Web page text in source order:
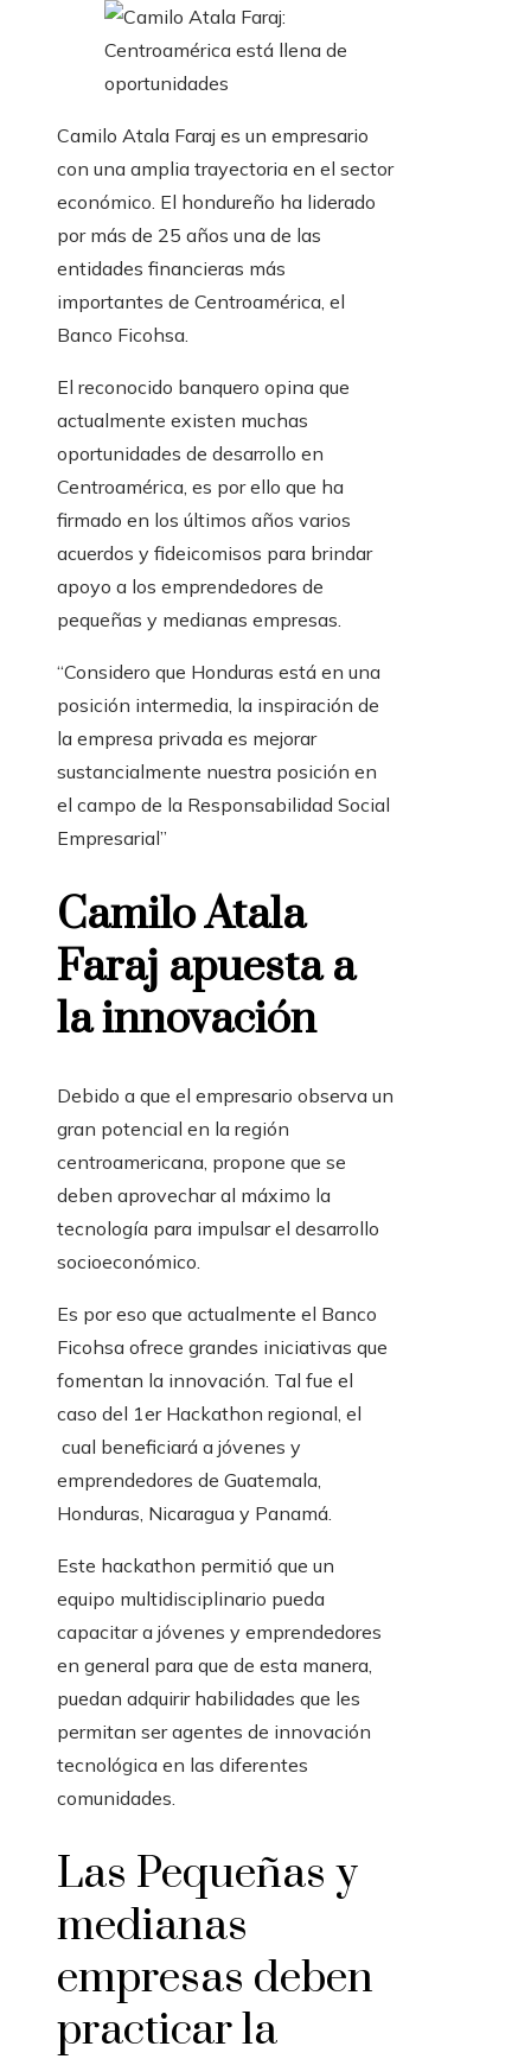
Camilo Atala Faraj es un empresario
con una amplia trayectoria en el sector
económico. El hondureño ha liderado
por más de 25 años una de las
entidades financieras más
importantes de Centroamérica, el
Banco Ficohsa.
El reconocido banquero opina que
actualmente existen muchas
oportunidades de desarrollo en
Centroamérica, es por ello que ha
firmado en los últimos años varios
acuerdos y fideicomisos para brindar
apoyo a los emprendedores de
pequeñas y medianas empresas.
“Considero que Honduras está en una
posición intermedia, la inspiración de
la empresa privada es mejorar
sustancialmente nuestra posición en
el campo de la Responsabilidad Social
Empresarial”
Camilo Atala
Faraj apuesta a
la innovación
Debido a que el empresario observa un
gran potencial en la región
centroamericana, propone que se
deben aprovechar al máximo la
tecnología para impulsar el desarrollo
socioeconómico.
Es por eso que actualmente el Banco
Ficohsa ofrece grandes iniciativas que
fomentan la innovación. Tal fue el
caso del 1er Hackathon regional, el
cual beneficiará a jóvenes y
emprendedores de Guatemala,
Honduras, Nicaragua y Panamá.
Este hackathon permitió que un
equipo multidisciplinario pueda
capacitar a jóvenes y emprendedores
en general para que de esta manera,
puedan adquirir habilidades que les
permitan ser agentes de innovación
tecnológica en las diferentes
comunidades.
Las Pequeñas y
medianas
empresas deben
practicar la